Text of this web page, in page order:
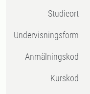
Studieort
Undervisningsform
Anmälningskod
Kurskod